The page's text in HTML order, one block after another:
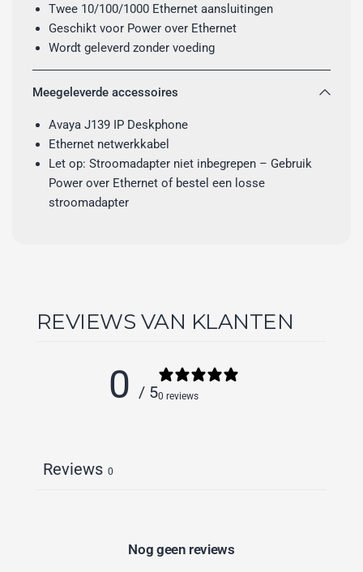
Twee 10/100/1000 Ethernet aansluitingen
Geschikt voor Power over Ethernet
Wordt geleverd zonder voeding
Meegeleverde accessoires
Avaya J139 IP Deskphone
Ethernet netwerkkabel
Let op: Stroomadapter niet inbegrepen – Gebruik
Power over Ethernet of bestel een losse
stroomadapter
REVIEWS VAN KLANTEN
0 / 50 reviews
Reviews 0
Nog geen reviews